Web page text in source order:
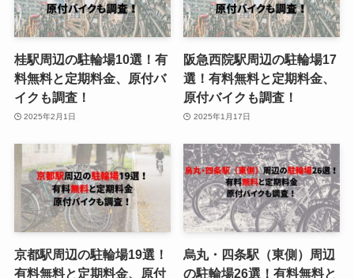
桂駅周辺の駐輪場10選！有
料無料と定期料金、原付バ
イクも調査！
2025年2月1日
阪急西院駅周辺の駐輪場17
選！有料無料と定期料金、
原付バイクも調査！
2025年1月17日
京都駅周辺の駐輪場19選！
有料無料と定期料金、原付
烏丸・四条駅（東側）周辺
の駐輪場26選！有料無料と